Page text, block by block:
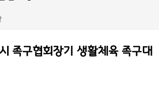
족구협회장기 생활체육 족구대